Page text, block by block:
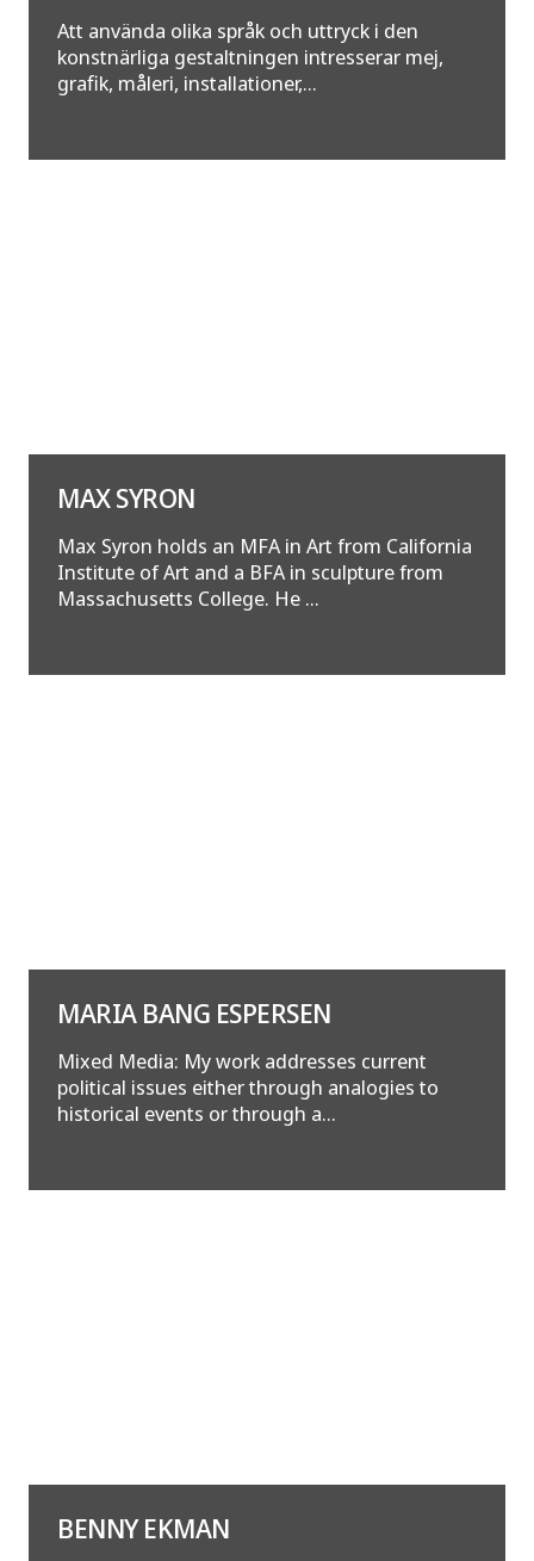
Att använda olika språk och uttryck i den
konstnärliga gestaltningen intresserar mej,
grafik, måleri, installationer,...
MAX SYRON
Max Syron holds an MFA in Art from California
Institute of Art and a BFA in sculpture from
Massachusetts College. He ...
MARIA BANG ESPERSEN
Mixed Media: My work addresses current
political issues either through analogies to
historical events or through a...
BENNY EKMAN